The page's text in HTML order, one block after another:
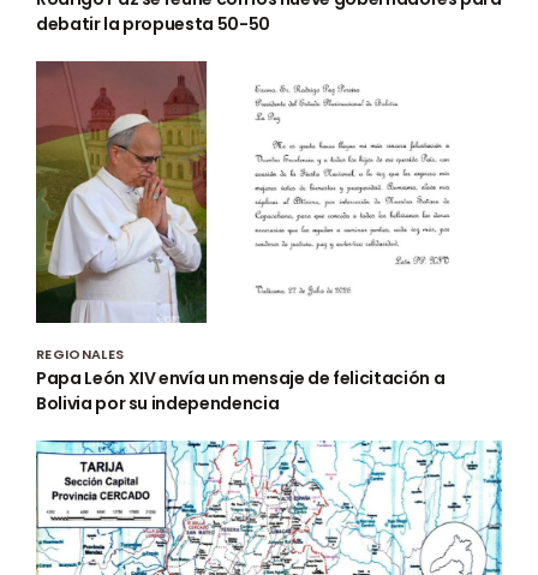
debatir la propuesta 50-50
REGIONALES
Papa León XIV envía un mensaje de felicitación a
Bolivia por su independencia